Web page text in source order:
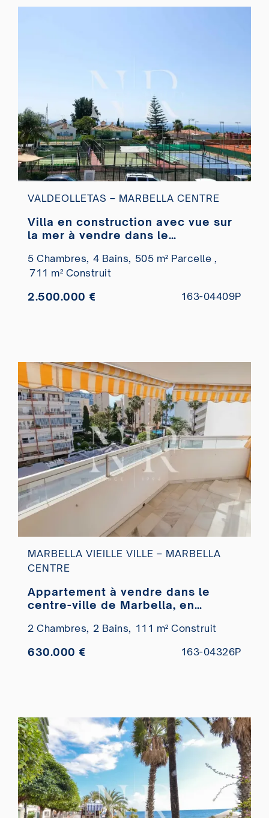
VALDEOLLETAS – MARBELLA CENTRE
Villa en construction avec vue sur
la mer à vendre dans le
5 Chambres, 4 Bains, 505 m² Parcelle ,
711 m² Construit
2.500.000 € 163-04409P
MARBELLA VIEILLE VILLE – MARBELLA
CENTRE
Appartement à vendre dans le
centre-ville de Marbella, en
2 Chambres, 2 Bains, 111 m² Construit
630.000 € 163-04326P